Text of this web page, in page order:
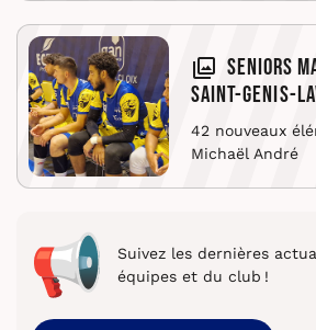
Seniors
Saint-Genis-
42 nouveaux
Michaël André
Suivez les dernières
équipes et du club !